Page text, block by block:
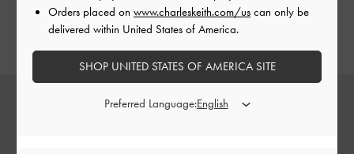
Marie-หนังเงาสีดำ
สีโทป
Orders placed on www.charleskeith.com/us can only be
delivered within United States of America.
SHOP UNITED STATES OF AMERICA SITE
Preferred Language: